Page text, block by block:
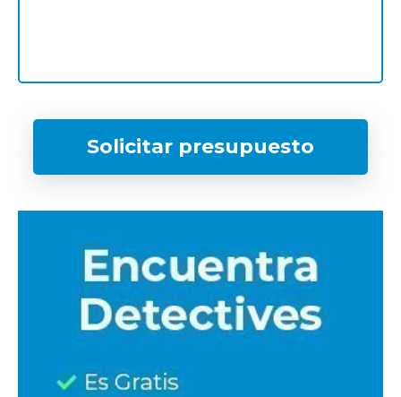
Solicitar presupuesto